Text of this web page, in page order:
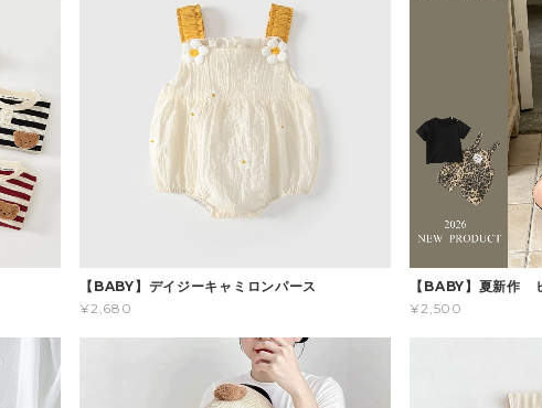
【BABY】デイジーキャミロンパース
¥2,680
【BABY】夏新作
¥2,500